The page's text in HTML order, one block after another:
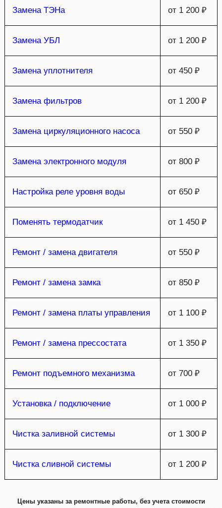
Замена ТЭНа от 1 200 ₽
Замена УБЛ от 1 200 ₽
Замена уплотнителя от 450 ₽
Замена фильтров от 1 200 ₽
Замена циркуляционного насоса от 550 ₽
Замена электронного модуля от 800 ₽
Настройка реле уровня воды от 650 ₽
Поменять термодатчик от 1 450 ₽
Ремонт / замена двигателя от 550 ₽
Ремонт / замена замка от 850 ₽
Ремонт / замена платы управления от 1 100 ₽
Ремонт / замена прессостата от 1 350 ₽
Ремонт подъемного механизма от 700 ₽
Установка / подключение от 1 000 ₽
Чистка заливной системы от 1 300 ₽
Чистка сливной системы от 1 200 ₽
Цены указаны за ремонтные работы, без учета стоимости